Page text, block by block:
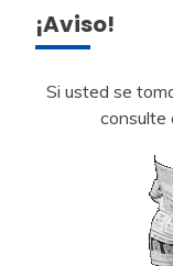
¡Aviso!
Si usted se
consulte